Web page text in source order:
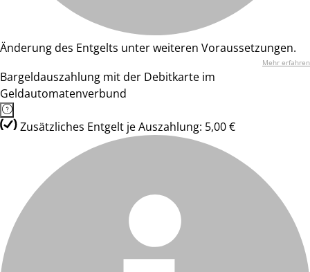
Änderung des Entgelts unter weiteren Voraussetzungen.
Mehr erfahren
Bargeldauszahlung mit der Debitkarte im
Geldautomatenverbund
Zusätzliches Entgelt je Auszahlung: 5,00 €